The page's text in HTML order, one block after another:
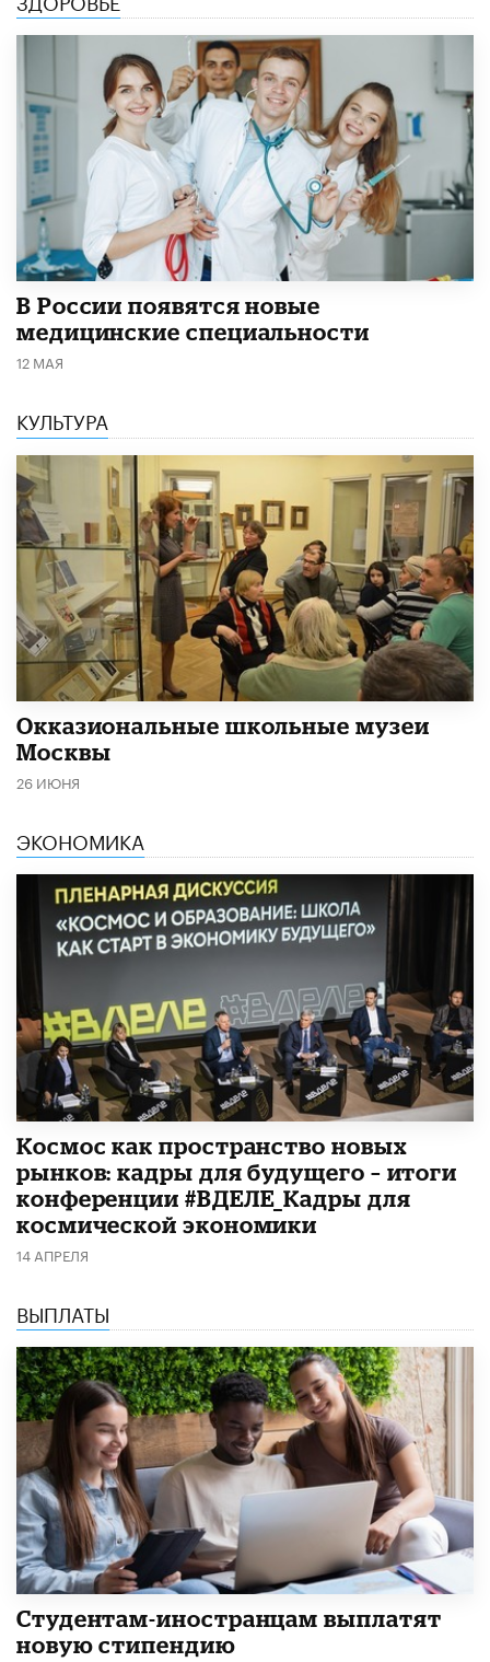
В России появятся новые
медицинские специальности
12 МАЯ
КУЛЬТУРА
​Окказиональные школьные музеи
Москвы
26 ИЮНЯ
ЭКОНОМИКА
Космос как пространство новых
рынков: кадры для будущего – итоги
конференции #ВДЕЛЕ_Кадры для
космической экономики
14 АПРЕЛЯ
ВЫПЛАТЫ
Студентам-иностранцам выплатят
новую стипендию